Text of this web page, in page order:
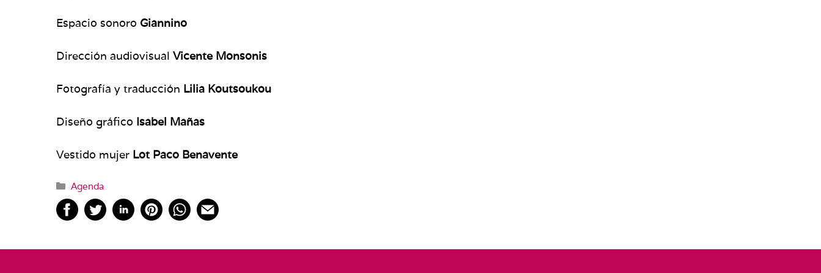
Espacio sonoro Giannino
Dirección audiovisual Vicente Monsonis
Fotografía y traducción Lilia Koutsoukou
Diseño gráfico Isabel Mañas
Vestido mujer Lot Paco Benavente
Categorías
Agenda